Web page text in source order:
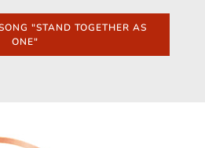
"STAND TOGETHER AS
ONE"